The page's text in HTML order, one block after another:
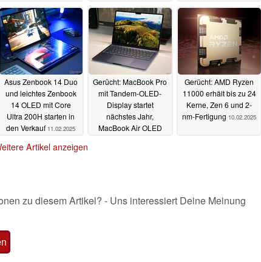
13.02.2025
Asus Zenbook 14 Duo
und leichtes Zenbook
14 OLED mit Core
Ultra 200H starten in
den Verkauf 11.02.2025
Gerücht: MacBook Pro
mit Tandem-OLED-
Display startet
nächstes Jahr,
MacBook Air OLED
Gerücht: AMD Ryzen
11000 erhält bis zu 24
Kerne, Zen 6 und 2-
nm-Fertigung 10.02.2025
Artikel anzeigen
zu diesem Artikel? - Uns interessiert Deine Meinung